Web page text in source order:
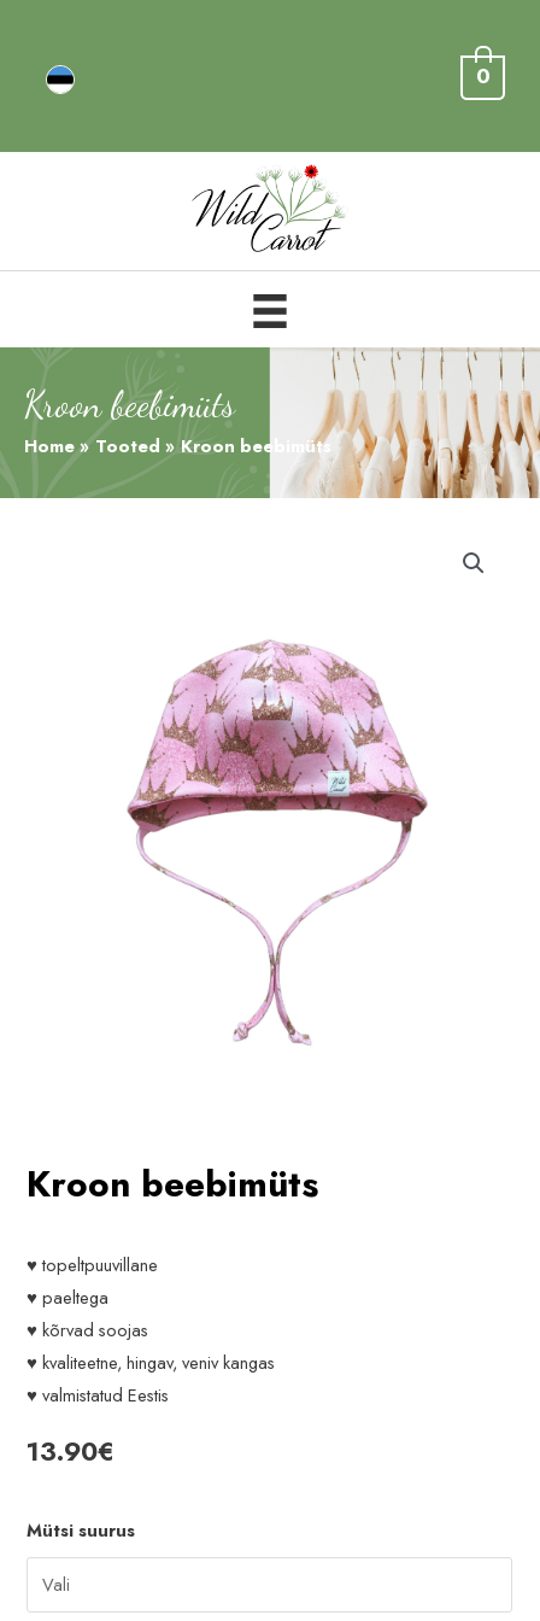
0
Kroon beebimüts
Home Tooted Kroon beebimüts
Kroon beebimüts
♥ topeltpuuvillane
♥ paeltega
♥ kõrvad soojas
♥ kvaliteetne, hingav, veniv kangas
♥ valmistatud Eestis
13.90€
Mütsi suurus